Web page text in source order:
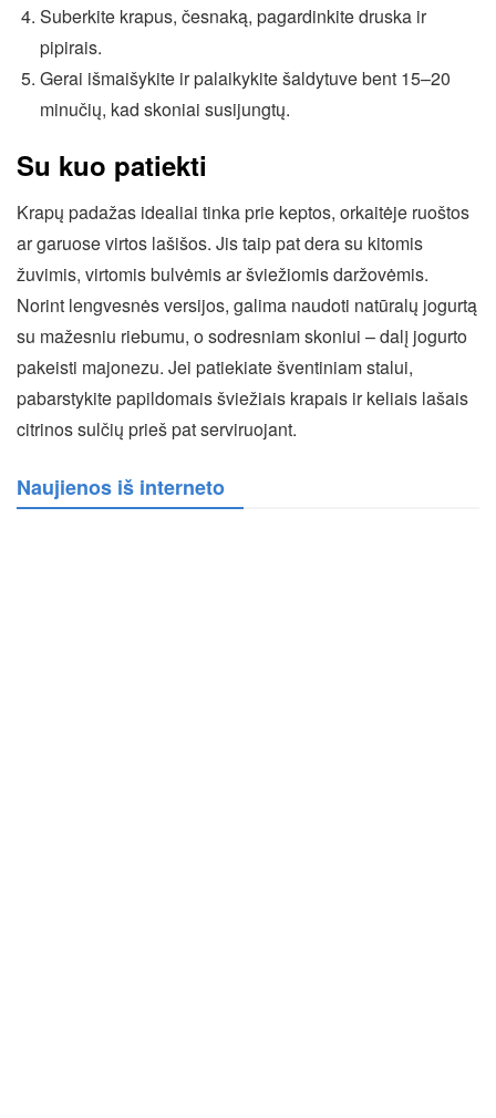
Suberkite krapus, česnaką, pagardinkite druska ir
pipirais.
Gerai išmaišykite ir palaikykite šaldytuve bent 15–20
minučių, kad skoniai susijungtų.
Su kuo patiekti
Krapų padažas idealiai tinka prie keptos, orkaitėje ruoštos
ar garuose virtos lašišos. Jis taip pat dera su kitomis
žuvimis, virtomis bulvėmis ar šviežiomis daržovėmis.
Norint lengvesnės versijos, galima naudoti natūralų jogurtą
su mažesniu riebumu, o sodresniam skoniui – dalį jogurto
pakeisti majonezu. Jei patiekiate šventiniam stalui,
pabarstykite papildomais šviežiais krapais ir keliais lašais
citrinos sulčių prieš pat serviruojant.
Naujienos iš interneto